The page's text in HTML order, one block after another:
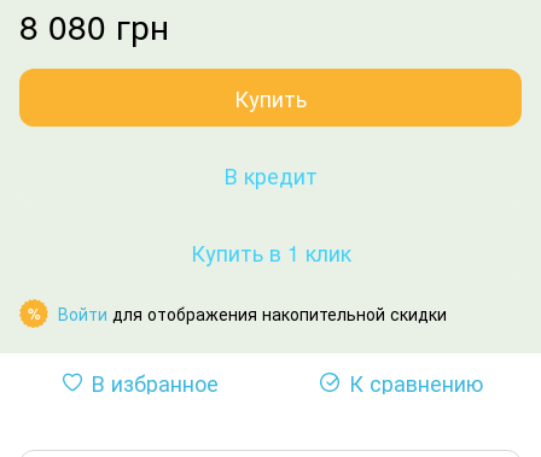
8 080 грн
Купить
В кредит
Купить в 1 клик
% Войти для отображения накопительной скидки
В избранное К сравнению